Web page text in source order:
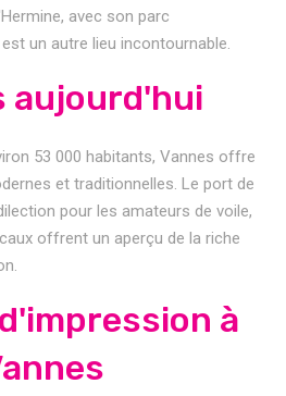
avec son parc
un autre lieu incontournable.
aujourd'hui
53 000 habitants, Vannes offre
et traditionnelles. Le port de
pour les amateurs de voile,
offrent un aperçu de la riche
à